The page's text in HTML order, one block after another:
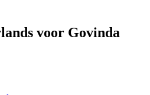
voor Govinda